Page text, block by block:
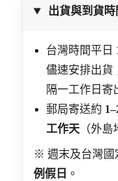
出貨與到貨時
台灣時間平日
儘速安排出貨
隔一工作日寄
郵局寄送約
工作天 （外
※ 週末及台灣國
例假日 。